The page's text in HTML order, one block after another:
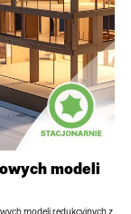
modeli
modeli redukcyjnych z